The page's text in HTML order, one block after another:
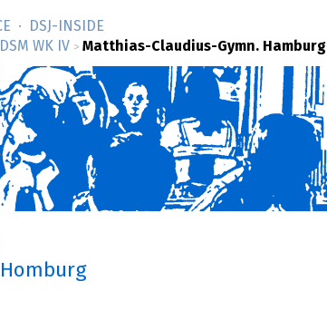
DSJ-­INSIDE
DSM WK IV > Matthias-Claudius-Gymn. Hamburg